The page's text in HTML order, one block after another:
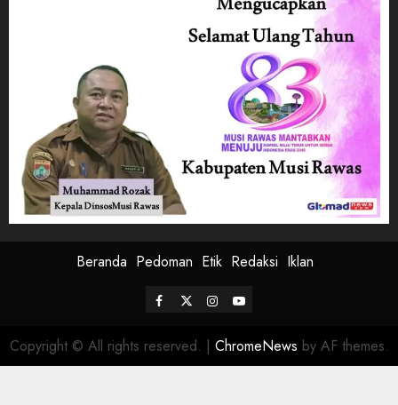
Beranda Pedoman Etik Redaksi Iklan
Facebook
TwitterInstagram
Youtube
Copyright © All rights reserved. | ChromeNews by AF themes.